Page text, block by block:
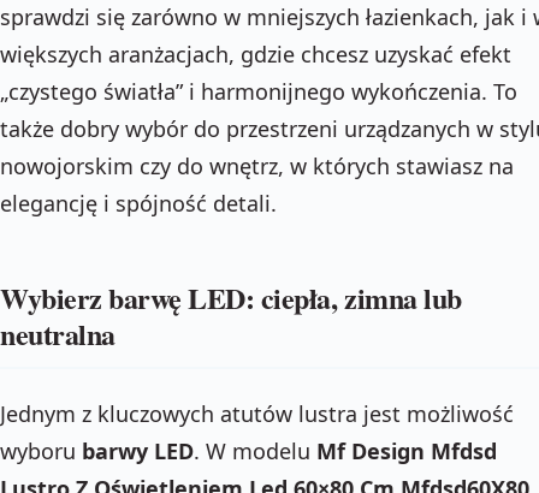
sprawdzi się zarówno w mniejszych łazienkach, jak i
większych aranżacjach, gdzie chcesz uzyskać efekt
„czystego światła” i harmonijnego wykończenia. To
także dobry wybór do przestrzeni urządzanych w
nowojorskim czy do wnętrz, w których stawiasz na
elegancję i spójność detali.
Wybierz barwę LED: ciepła, zimna lub
neutralna
Jednym z kluczowych atutów lustra jest możliwość
wyboru barwy LED. W modelu Mf Design Mfdsd